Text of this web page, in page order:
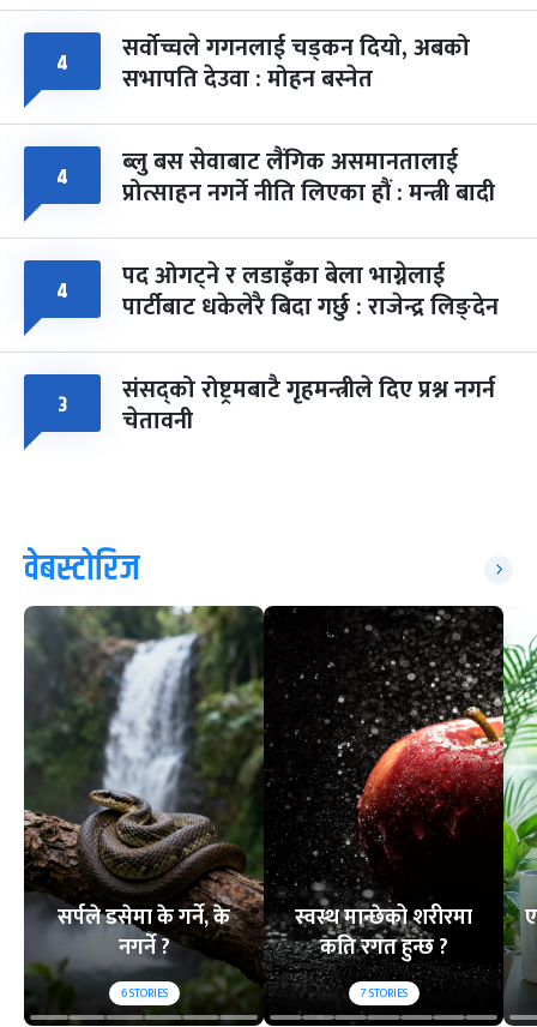
४ सर्वोच्चले गगनलाई चड्कन दियो, अबको
सभापति देउवा : मोहन बस्नेत
४ ब्लु बस सेवाबाट लैंगिक असमानतालाई
प्रोत्साहन नगर्ने नीति लिएका हौं : मन्त्री बादी
४ पद ओगट्ने र लडाइँका बेला भाग्नेलाई
पार्टीबाट धकेलेरै बिदा गर्छु : राजेन्द्र लिङ्देन
३ संसद्को रोष्ट्रमबाटै गृहमन्त्रीले दिए प्रश्न नगर्न
चेतावनी
वेबस्टोरिज
सर्पले डसेमा के गर्ने, के
नगर्ने ?
6STORIES
स्वस्थ मान्छेको शरीरमा
कति रगत हुन्छ ?
7STORIES